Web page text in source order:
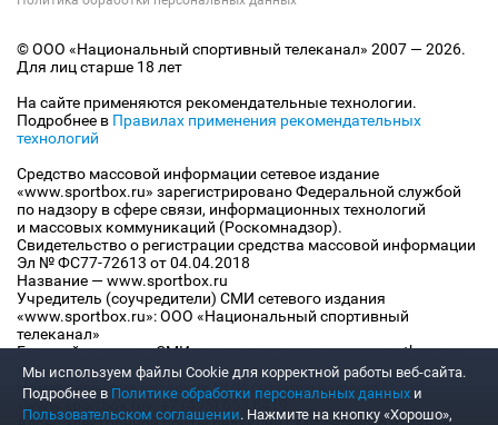
© ООО «Национальный спортивный телеканал» 2007 — 2026.
Для лиц старше 18 лет
На сайте применяются рекомендательные технологии.
Подробнее в Правилах применения рекомендательных
технологий
Средство массовой информации сетевое издание
«www.sportbox.ru» зарегистрировано Федеральной службой
по надзору в сфере связи, информационных технологий
и массовых коммуникаций (Роскомнадзор).
Свидетельство о регистрации средства массовой информации
Эл № ФС77-72613 от 04.04.2018
Название — www.sportbox.ru
Учредитель (соучредители) СМИ сетевого издания
«www.sportbox.ru»: ООО «Национальный спортивный
телеканал»
Главный редактор СМИ сетевого издания «www.sportbox.ru»:
Конов В.А.
Номер телефона редакции СМИ сетевого издания
«www.sportbox.ru»: +7 (495) 653 8419
Мы используем файлы Сookie для корректной работы веб-сайта.
Подробнее в Политике обработки персональных данных и
Пользовательском соглашении. Нажмите на кнопку «Хорошо»,